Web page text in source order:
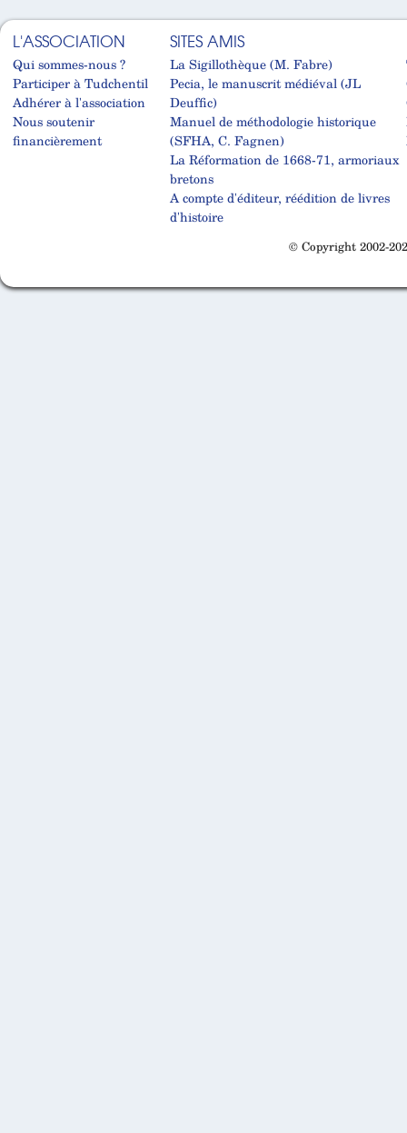
L'ASSOCIATION
Qui sommes-nous ?
Participer à Tudchentil
Adhérer à l'association
Nous soutenir
financièrement
SITES AMIS
La Sigillothèque (M. Fabre)
Pecia, le manuscrit médiéval (JL
Deuffic)
Manuel de méthodologie historique
(SFHA, C. Fagnen)
La Réformation de 1668-71, armoriaux
bretons
A compte d'éditeur, réédition de livres
d'histoire
© Copyright 2002-